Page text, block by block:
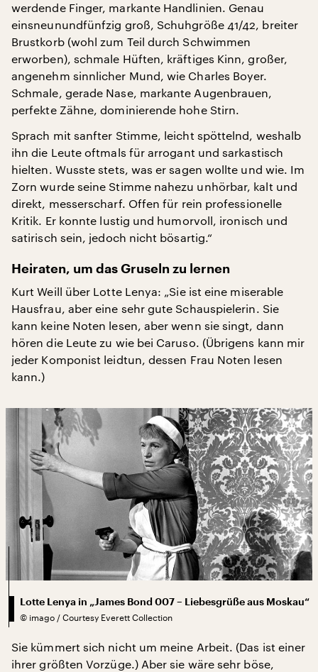
werdende Finger, markante Handlinien. Genau
einsneunundfünfzig groß, Schuhgröße 41/42, breiter
Brustkorb (wohl zum Teil durch Schwimmen
erworben), schmale Hüften, kräftiges Kinn, großer,
angenehm sinnlicher Mund, wie Charles Boyer.
Schmale, gerade Nase, markante Augenbrauen,
perfekte Zähne, dominierende hohe Stirn.
Sprach mit sanfter Stimme, leicht spöttelnd, weshalb
ihn die Leute oftmals für arrogant und sarkastisch
hielten. Wusste stets, was er sagen wollte und wie. Im
Zorn wurde seine Stimme nahezu unhörbar, kalt und
direkt, messerscharf. Offen für rein professionelle
Kritik. Er konnte lustig und humorvoll, ironisch und
satirisch sein, jedoch nicht bösartig.“
Heiraten, um das Gruseln zu lernen
Kurt Weill über Lotte Lenya: „Sie ist eine miserable
Hausfrau, aber eine sehr gute Schauspielerin. Sie
kann keine Noten lesen, aber wenn sie singt, dann
hören die Leute zu wie bei Caruso. (Übrigens kann mir
jeder Komponist leidtun, dessen Frau Noten lesen
kann.)
Lotte Lenya in „James Bond 007 – Liebesgrüße aus Moskau“
© imago / Courtesy Everett Collection
Sie kümmert sich nicht um meine Arbeit. (Das ist einer
ihrer größten Vorzüge.) Aber sie wäre sehr böse,